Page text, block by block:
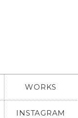
WORKS
INSTAGRAM